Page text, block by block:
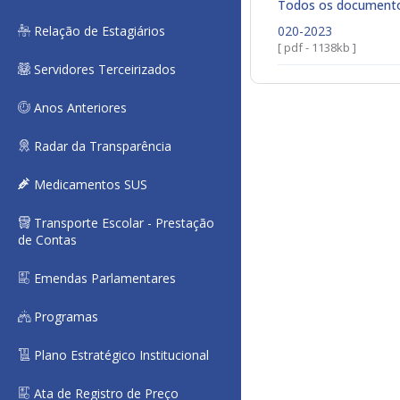
Relação de Estagiários
Servidores Terceirizados
Anos Anteriores
Radar da Transparência
Medicamentos SUS
Transporte Escolar - Prestação
de Contas
Emendas Parlamentares
Programas
Plano Estratégico Institucional
Ata de Registro de Preço
Todos os
020-2023
[ pdf - 1138kb ]